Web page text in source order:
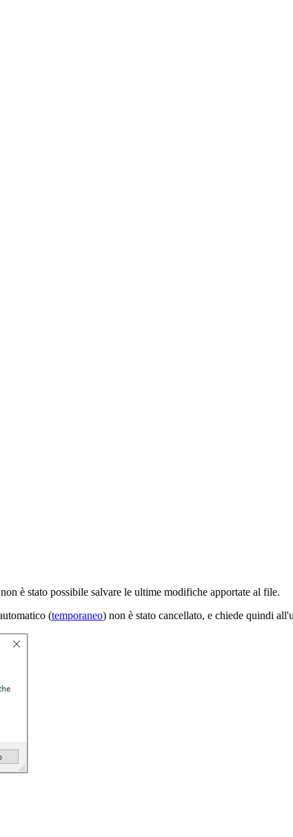
è stato possibile salvare le ultime modifiche apportate al file.
(temporaneo) non è stato cancellato, e chiede quindi